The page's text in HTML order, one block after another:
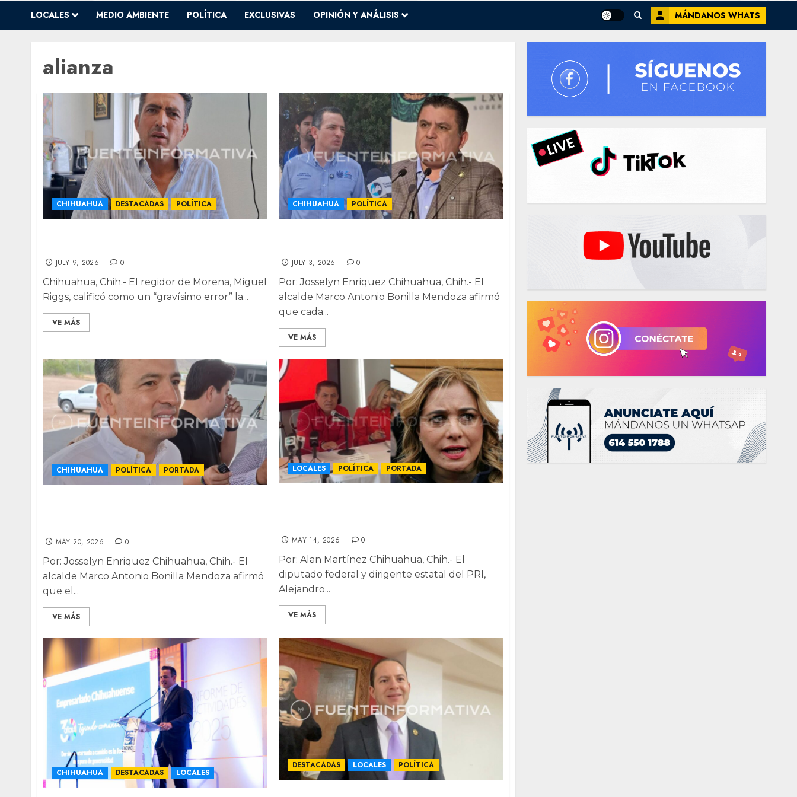
LOCALES MEDIO AMBIENTE POLÍTICA EXCLUSIVAS OPINIÓN Y ANÁLISIS MÁNDANOS WHATS
alianza
CHIHUAHUA DESTACADAS POLÍTICA
JULY 9, 2026 0
Chihuahua, Chih.- El regidor de Morena, Miguel
Riggs, calificó como un “gravísimo error” la...
VE MÁS
CHIHUAHUA POLÍTICA
JULY 3, 2026 0
Por: Josselyn Enriquez Chihuahua, Chih.- El
alcalde Marco Antonio Bonilla Mendoza afirmó
que cada...
VE MÁS
CHIHUAHUA POLÍTICA PORTADA
MAY 20, 2026 0
Por: Josselyn Enriquez Chihuahua, Chih.- El
alcalde Marco Antonio Bonilla Mendoza afirmó
que el...
VE MÁS
LOCALES POLÍTICA PORTADA
MAY 14, 2026 0
Por: Alan Martínez Chihuahua, Chih.- El
diputado federal y dirigente estatal del PRI,
Alejandro...
VE MÁS
CHIHUAHUA DESTACADAS LOCALES
DESTACADAS LOCALES POLÍTICA